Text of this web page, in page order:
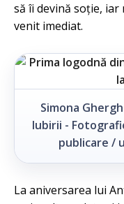
să îi devină soție,
venit imediat.
Simona
Iubirii -
publicare /
La aniversarea lui